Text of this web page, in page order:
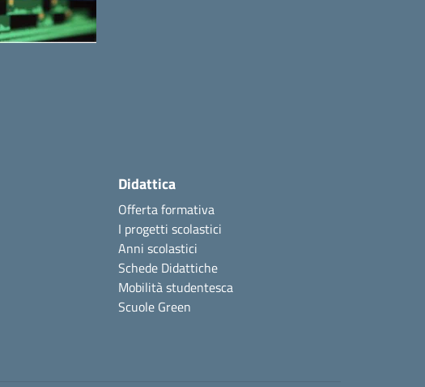
Didattica
Offerta formativa
I progetti scolastici
Anni scolastici
Schede Didattiche
Mobilità studentesca
Scuole Green